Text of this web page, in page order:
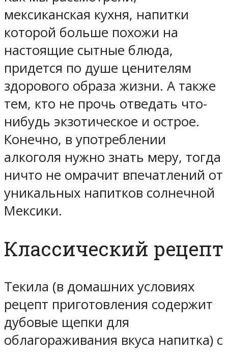
мексиканская кухня, напитки
которой больше похожи на
настоящие сытные блюда,
придется по душе ценителям
здорового образа жизни. А также
тем, кто не прочь отведать что-
нибудь экзотическое и острое.
Конечно, в употреблении
алкоголя нужно знать меру, тогда
ничто не омрачит впечатлений от
уникальных напитков солнечной
Мексики.
Классический рецепт
Текила (в домашних условиях
рецепт приготовления содержит
дубовые щепки для
облагораживания вкуса напитка) с